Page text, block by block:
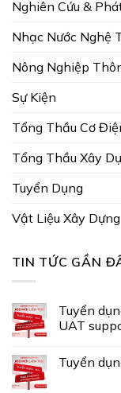
Nghiên Cứu &
Nhạc Nước Nghệ
Nông Nghiệp
Sự Kiện
Tổng Thầu Cơ
Tổng Thầu Xây
Tuyển Dụng
Vật Liệu Xây Dựng
TIN TỨC GẦN
Tuyển
UAT
Tuyển